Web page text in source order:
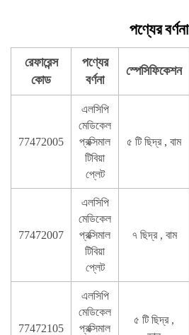
পণ্যের বর্ণনা
রেফারেন্স
কোড
পণ্যের
বর্ণনা
স্পেসিফিকেশন
77472005
এলসিপি
মেডিকেল
প্রক্সিমাল
টিবিয়া
প্লেট
৫ টি ছিদ্র , বাম
77472007
এলসিপি
মেডিকেল
প্রক্সিমাল
টিবিয়া
প্লেট
৭ ছিদ্র , বাম
77472105
এলসিপি
মেডিকেল
প্রক্সিমাল
৫ টি ছিদ্র ,